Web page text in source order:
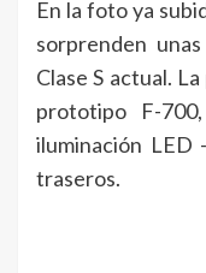
En la foto ya
sorprenden
Clase S actual.
prototipo F-
iluminación LED
traseros.